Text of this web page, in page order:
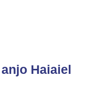
Haiaiel